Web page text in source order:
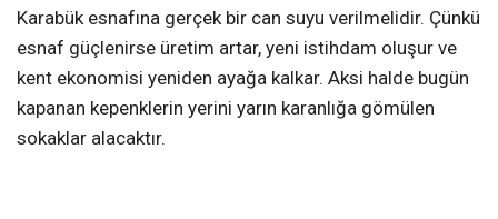
Karabük esnafına gerçek bir can suyu verilmelidir. Çünkü
esnaf güçlenirse üretim artar, yeni istihdam oluşur ve
kent ekonomisi yeniden ayağa kalkar. Aksi halde bugün
kapanan kepenklerin yerini yarın karanlığa gömülen
sokaklar alacaktır.